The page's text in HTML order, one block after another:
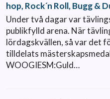
hop, Rock´n Roll, Bugg &
Under två dagar var
publikfylld arena. När
lördagskvällen, så var det
tilldelats
WOOGIESM:Guld…